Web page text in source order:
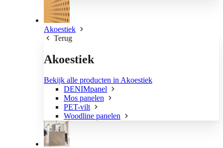
Akoestiek
Terug
Akoestiek
Bekijk alle producten in Akoestiek
DENIMpanel
Mos panelen
PET-vilt
Woodline panelen